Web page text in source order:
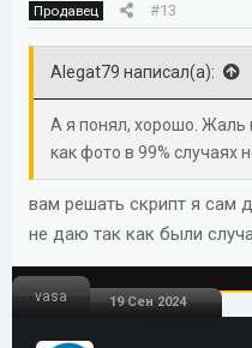
Продавец #13
Alegat79 написал(а):
А я понял, хорошо. Жаль
как фото в 99% случаях
вам решать скрипт я сам
не даю так как были
vasa 19 Сен 2024